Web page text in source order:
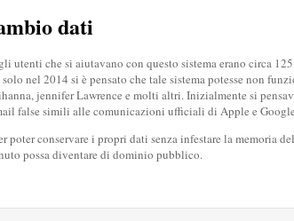
dati
utenti che si aiutavano con questo sistema erano circa
nel 2014 si è pensato che tale sistema potesse non
jennifer Lawrence e molti altri. Inizialmente si
false simili alle comunicazioni ufficiali di Apple e
poter conservare i propri dati senza infestare la memoria
possa diventare di dominio pubblico.